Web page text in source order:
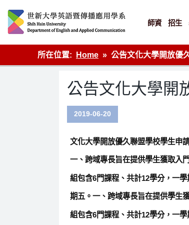
content
英語傳播
師資 招生
所在位置: Home 公告文化大學開放優
公告文化大學開
2019-06-20
文化大學開放優久聯盟學校學生申
一、跨域專長旨在提供學生獲取入
組包含6門課程、共計12學分，一
期五。一、跨域專長旨在提供學生
組包含6門課程、共計12學分，一